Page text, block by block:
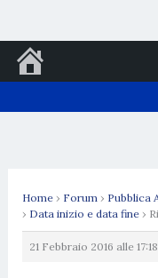
al
Home › Forum › Pubblica
› Data inizio e data fine ›
21 Febbraio 2016 alle 17:18